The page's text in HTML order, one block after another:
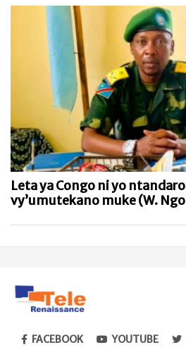
Leta ya Congo ni yo
vy’umutekano muke (W.
FACEBOOK YOUTUBE